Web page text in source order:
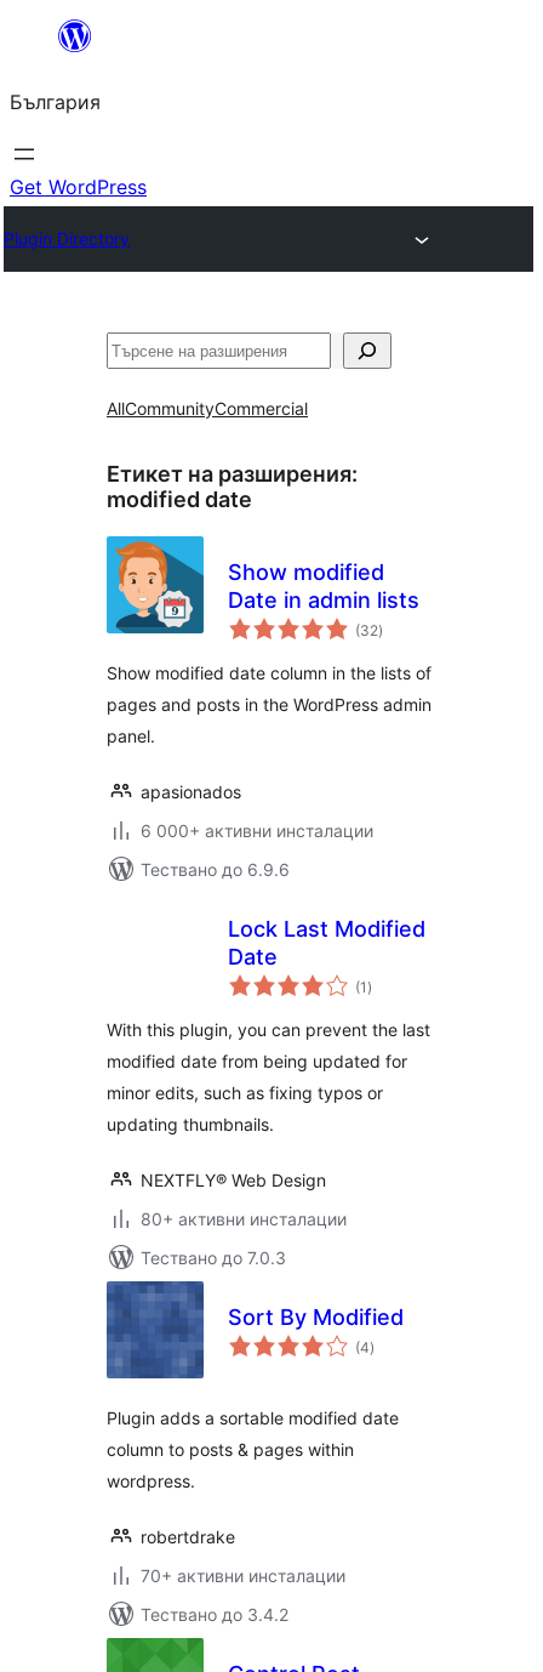
България
Get WordPress
Plugin Directory
Търсене
AllCommunityCommercial
Етикет на разширения:
modified date
Show modified
Date in admin lists
(32общо
оценки
)
Show modified date column in the lists of
pages and posts in the WordPress admin
panel.
apasionados
6 000+ активни инсталации
Тествано до 6.9.6
Lock Last Modified
Date
(1 общо
оценки
)
With this plugin, you can prevent the last
modified date from being updated for
minor edits, such as fixing typos or
updating thumbnails.
NEXTFLY® Web Design
80+ активни инсталации
Тествано до 7.0.3
Sort By Modified
(4общо
оценки
)
Plugin adds a sortable modified date
column to posts & pages within
wordpress.
robertdrake
70+ активни инсталации
Тествано до 3.4.2